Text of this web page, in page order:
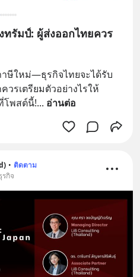
รัมป์: ผู้ส่งออกไทยควร
ษีใหม่—ธุรกิจไทยจะได้รับ
วรเตรียมตัวอย่างไรให้
โพสต์นี้!... อ่านต่อ
• ติดตาม
รกิจ